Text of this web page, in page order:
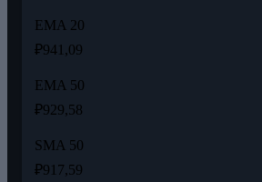
EMA 20
₽941,09
EMA 50
₽929,58
SMA 50
₽917,59